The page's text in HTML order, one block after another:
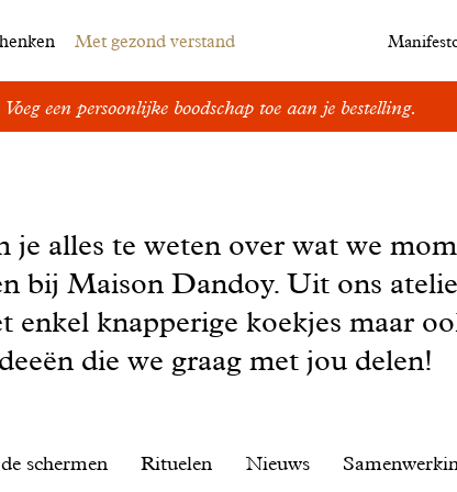
Met gezond verstand
Voeg een persoonlijke boodschap toe aan je bestelling.
je alles te weten over wat we
bij Maison Dandoy. Uit ons
enkel knapperige koekjes maar
die we graag met jou delen!
schermen Rituelen Nieuws